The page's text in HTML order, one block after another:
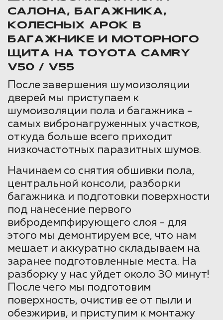
САЛОНА, БАГАЖНИКА,
КОЛЕСНЫХ АРОК В
БАГАЖНИКЕ И МОТОРНОГО
ЩИТА НА TOYOTA CAMRY
V50 / V55
После завершения шумоизоляции
дверей мы приступаем к
шумоизоляции пола и багажника -
самых вибронагруженных участков,
откуда больше всего приходит
низкочастотных паразитных шумов.
Начинаем со снятия обшивки пола,
центральной консоли, разборки
багажника и подготовки поверхности
под нанесение первого
вибродемпфирующего слоя - для
этого мы демонтируем все, что нам
мешает и аккуратно складываем на
заранее подготовленные места. На
разборку у нас уйдет около 30 минут!
После чего мы подготовим
поверхность, очистив ее от пыли и
обезжирив, и приступим к монтажу